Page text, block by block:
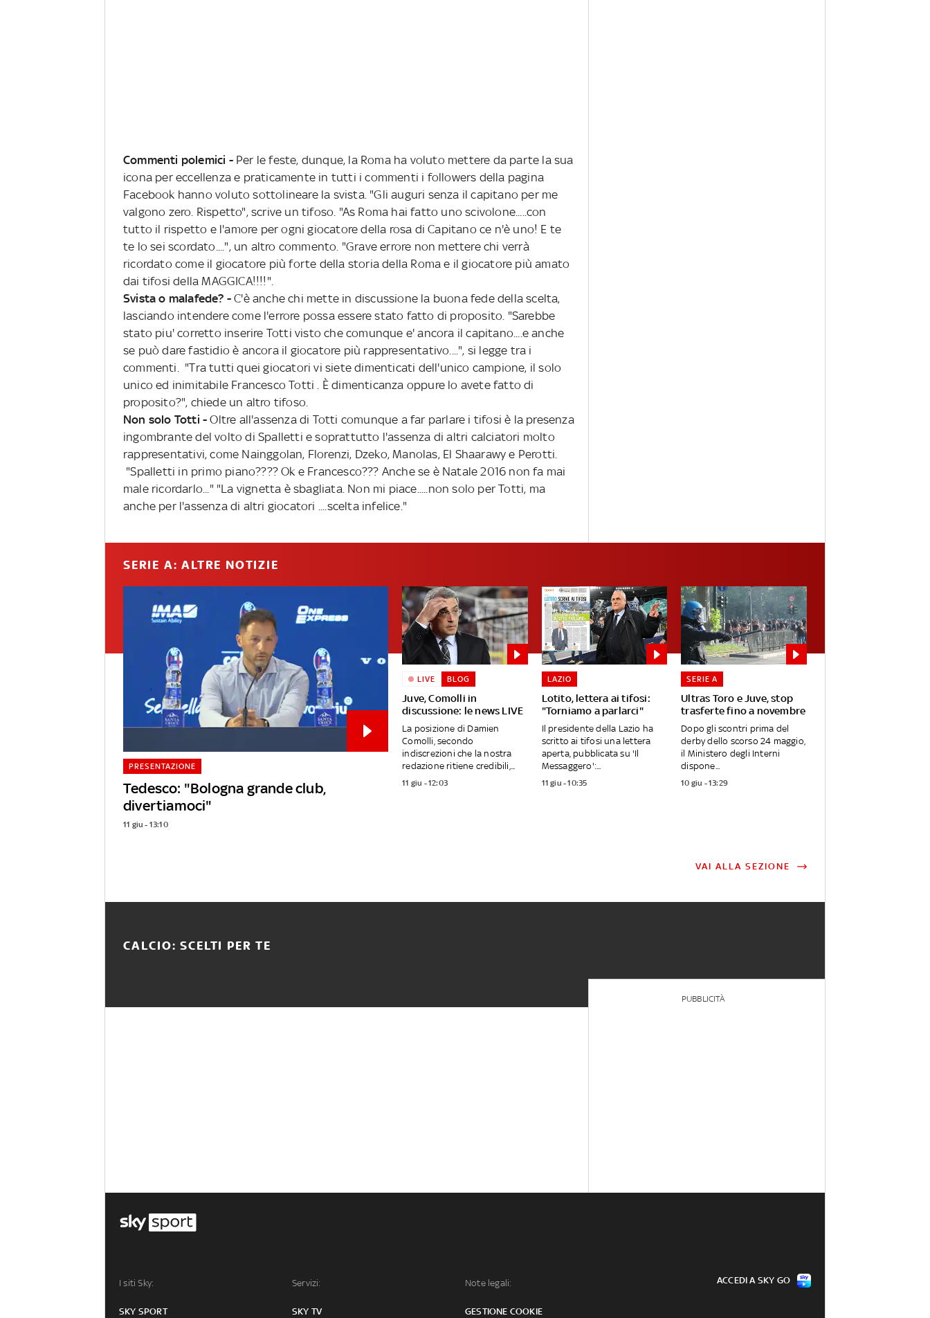
Commenti polemici -Per le feste, dunque, la Roma ha voluto mettere da parte la sua
icona per eccellenza e praticamente in tutti i commenti i followers della pagina
Facebook hanno voluto sottolineare la svista. "Gli auguri senza il capitano per me
valgono zero. Rispetto", scrive un tifoso. "As Roma hai fatto uno scivolone.....con
tutto il rispetto e l'amore per ogni giocatore della rosa di Capitano ce n'è uno! E te
te lo sei scordato....", un altro commento. "Grave errore non mettere chi verrà
ricordato come il giocatore più forte della storia della Roma e il giocatore più amato
dai tifosi della MAGGICA!!!!".
Svista o malafede? -C'è anche chi mette in discussione la buona fede della scelta,
lasciando intendere come l'errore possa essere stato fatto di proposito. "Sarebbe
stato piu' corretto inserire Totti visto che comunque e' ancora il capitano....e anche
se può dare fastidio è ancora il giocatore più rappresentativo....", si legge tra i
commenti. "Tra tutti quei giocatori vi siete dimenticati dell'unico campione, il solo
unico ed inimitabile Francesco Totti . È dimenticanza oppure lo avete fatto di
proposito?", chiede un altro tifoso.
Non solo Totti - Oltre all'assenza di Totti comunque a far parlare i tifosi è la presenza
ingombrante del volto di Spalletti e soprattutto l'assenza di altri calciatori molto
rappresentativi, come Nainggolan, Florenzi, Dzeko, Manolas, El Shaarawy e Perotti.
"Spalletti in primo piano???? Ok e Francesco??? Anche se è Natale 2016 non fa mai
male ricordarlo..." "La vignetta è sbagliata. Non mi piace.....non solo per Totti, ma
anche per l'assenza di altri giocatori ....scelta infelice."
SERIE A: ALTRE NOTIZIE
Tedesco: "Bologna grande club,
divertiamoci"
PRESENTAZIONE
11 giu - 13:10
Juve, Comolli in
discussione: le news LIVE
LIVE BLOG
La posizione di Damien
Comolli, secondo
indiscrezioni che la nostra
redazione ritiene credibili,...
11 giu - 12:03
Lotito, lettera ai tifosi:
"Torniamo a parlarci"
LAZIO
Il presidente della Lazio ha
scritto ai tifosi una lettera
aperta, pubblicata su 'Il
Messaggero':...
11 giu - 10:35
Ultras Toro e Juve, stop
trasferte fino a novembre
SERIE A
Dopo gli scontri prima del
derby dello scorso 24 maggio,
il Ministero degli Interni
dispone...
10 giu - 13:29
VAI ALLA SEZIONE
CALCIO: SCELTI PER TE
PUBBLICITÀ
I siti Sky:
SKY SPORT
Servizi:
SKY TV
Note legali:
GESTIONE COOKIE
ACCEDI A SKY GO